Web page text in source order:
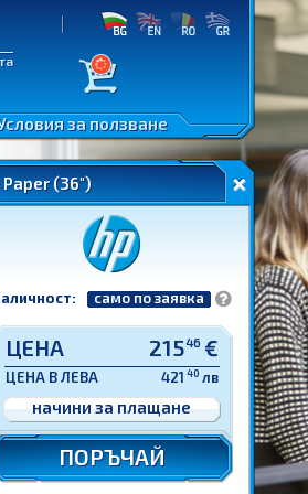
за ползване
(36")
само по заявка
ЦЕНА 21546 €
ЦЕНА В ЛЕВА 421 40 лв
начини за плащане
ПОРЪЧАЙ